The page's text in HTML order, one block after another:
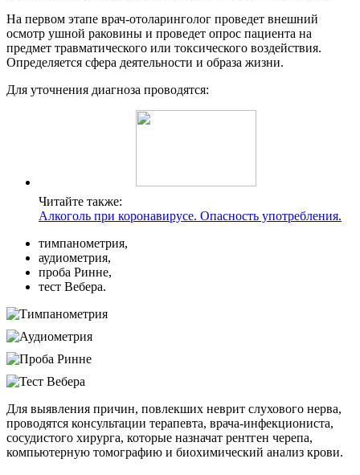
На первом этапе врач-отоларинголог проведет внешний
осмотр ушной раковины и проведет опрос пациента на
предмет травматического или токсического воздействия.
Определяется сфера деятельности и образа жизни.
Для уточнения диагноза проводятся:
Читайте также:
Алкоголь при коронавирусе. Опасность употребления.
тимпанометрия,
аудиометрия,
проба Ринне,
тест Вебера.
Для выявления причин, повлекших неврит слухового нерва,
проводятся консультации терапевта, врача-инфекциониста,
сосудистого хирурга, которые назначат рентген черепа,
компьютерную томографию и биохимический анализ крови.